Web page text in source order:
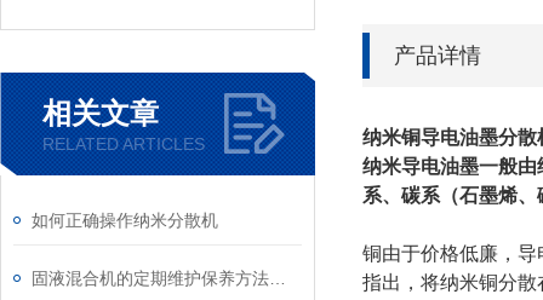
相关文章
RELATED ARTICLES
如何正确操作纳米分散机
产品详情
纳米铜导电油墨分散
纳米导电油墨一般
系、碳系（石墨烯
铜由于价格低廉，
指出，将纳米铜分